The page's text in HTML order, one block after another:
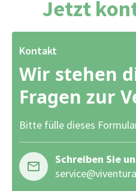
Jetzt
Kontakt
Wir stehen
Fragen zur
Bitte fülle dieses
Schreiben Sie